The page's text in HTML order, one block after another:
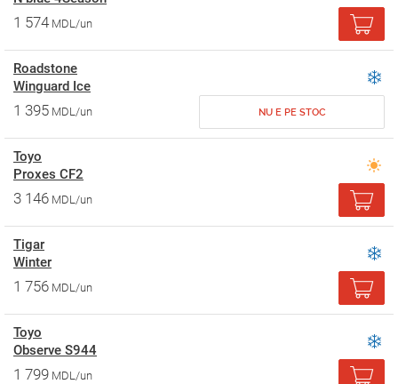
1 574 MDL/un
Roadstone
Winguard Ice
1 395 MDL/un NU E PE STOC
Toyo
Proxes CF2
3 146 MDL/un
Tigar
Winter
1 756 MDL/un
Toyo
Observe S944
1 799 MDL/un